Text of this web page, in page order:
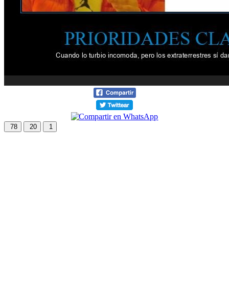
78 20 1